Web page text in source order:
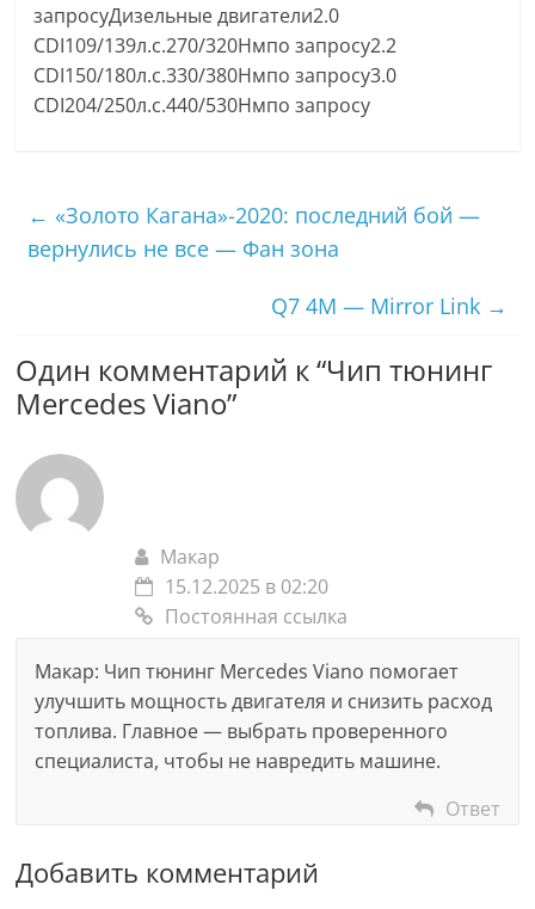
запросуДизельные двигатели2.0
CDI109/139л.с.270/320Нмпо запросу2.2
CDI150/180л.с.330/380Нмпо запросу3.0
CDI204/250л.с.440/530Нмпо запросу
← «Золото Кагана»-2020: последний бой —
вернулись не все — Фан зона
Q7 4M — Mirror Link →
Один комментарий к “Чип тюнинг
Mercedes Viano”
Макар
15.12.2025 в 02:20
Постоянная ссылка
Макар: Чип тюнинг Mercedes Viano помогает
улучшить мощность двигателя и снизить расход
топлива. Главное — выбрать проверенного
специалиста, чтобы не навредить машине.
Ответ
Добавить комментарий